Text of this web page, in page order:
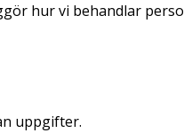
hur vi behandlar
uppgifter.